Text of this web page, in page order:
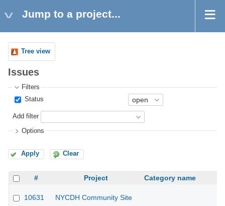
Jump to a project...
Tree view
Issues
Filters
Status
Add filter
Options
Apply Clear
# Project Category name
10631 NYCDH Community Site